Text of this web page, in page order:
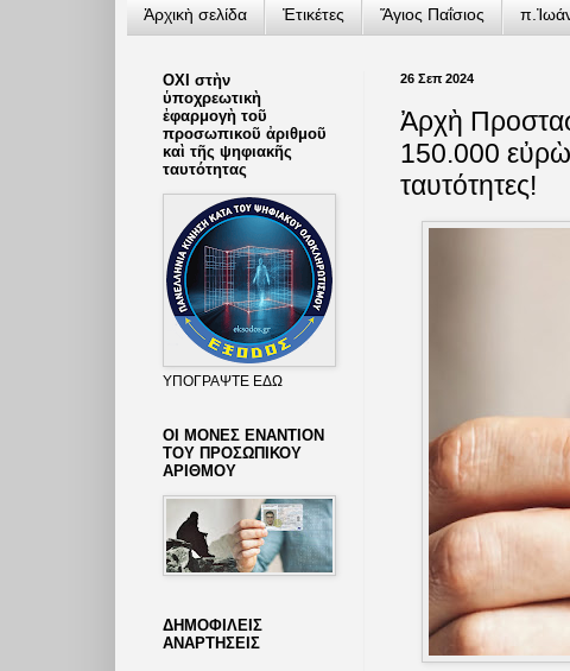
Ἀρχικὴ σελίδα Ἐτικέτες Ἅγιος Παΐσιος
26 Σεπ 2024
Ἀρχὴ
150.000 εὐρὼ
ταυτότητες!
ΟΧΙ στὴν
ὑποχρεωτικὴ
ἐφαρμογὴ τοῦ
προσωπικοῦ ἀριθμοῦ
καὶ τῆς ψηφιακῆς
ταυτότητας
ΥΠΟΓΡΑΨΤΕ ΕΔΩ
ΟΙ ΜΟΝΕΣ ΕΝΑΝΤΙΟΝ
ΤΟΥ ΠΡΟΣΩΠΙΚΟΥ
ΑΡΙΘΜΟΥ
ΔΗΜΟΦΙΛΕΙΣ
ΑΝΑΡΤΗΣΕΙΣ